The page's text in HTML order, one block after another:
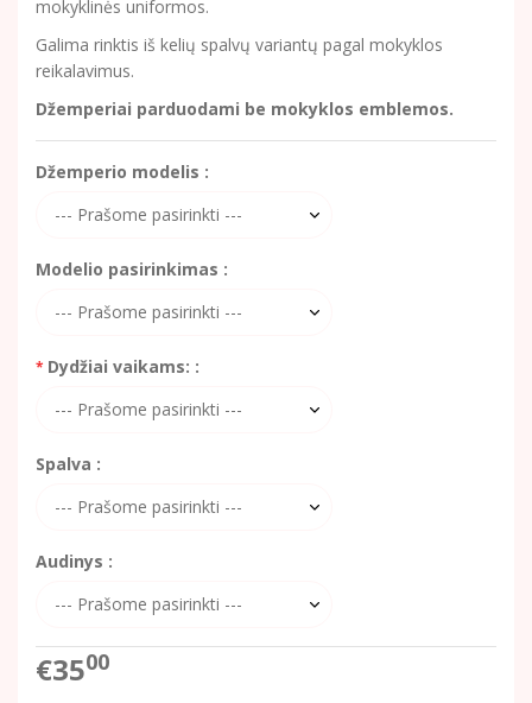
mokyklinės uniformos.
Galima rinktis iš kelių spalvų variantų pagal mokyklos
reikalavimus.
Džemperiai parduodami be mokyklos emblemos.
Džemperio modelis :
Modelio pasirinkimas :
Dydžiai vaikams: :
Spalva :
Audinys :
€3500